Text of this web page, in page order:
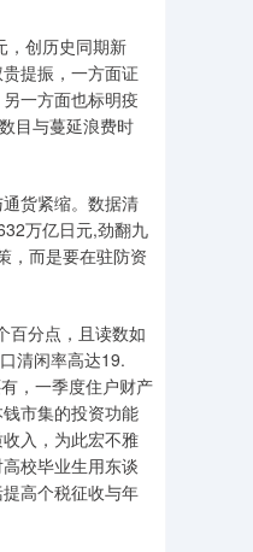
，创历史同期新
提振，一方面证
一方面也标明疫
目与蔓延浪费时
货紧缩。数据清
万亿日元,劲翻九
，而是要在驻防资
百分点，且读数如
清闲率高达19.
，一季度住户财产
市集的投资功能
入，为此宏不雅
校毕业生用东谈
高个税征收与年